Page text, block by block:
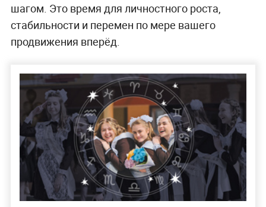
шагом. Это время для личностного роста,
стабильности и перемен по мере вашего
продвижения вперёд.